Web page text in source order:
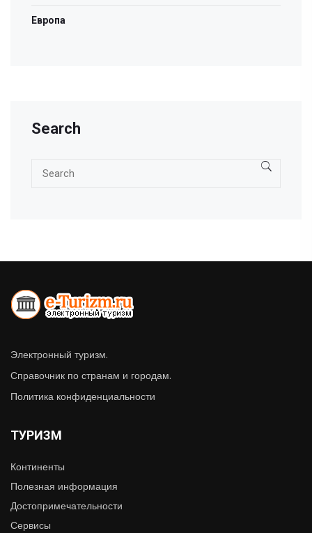
Европа
Search
Электронный туризм.
Справочник по странам и городам.
Политика конфиденциальности
ТУРИЗМ
Континенты
Полезная информация
Достопримечательности
Сервисы